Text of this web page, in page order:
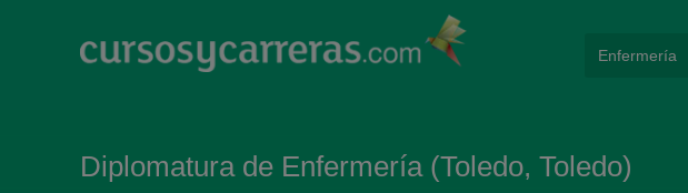
Diplomatura de Enfermería (Toledo, Toledo)